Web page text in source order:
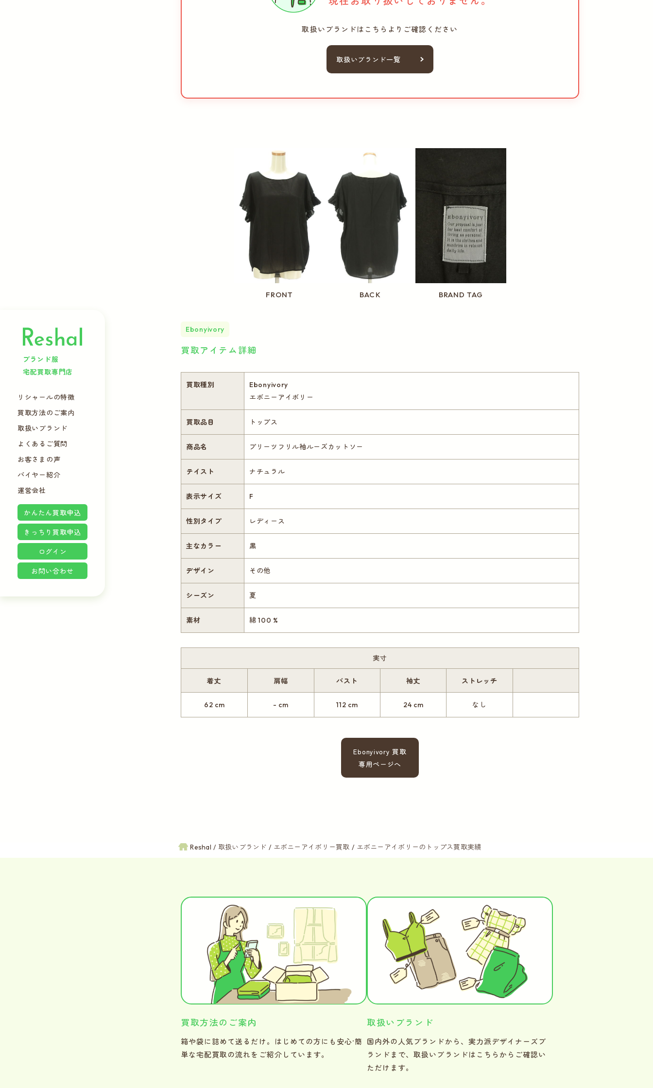
ブランド服
宅配買取専門店
リシャールの特徴
買取方法のご案内
取扱いブランド
よくあるご質問
お客さまの声
バイヤー紹介
運営会社
かんたん買取申込
きっちり買取申込
ログイン
お問い合わせ
取扱いブランドは こちらよりご確認ください
取扱いブランド一覧
FRONT BACK BRAND TAG
Ebonyivory
買取アイテム詳細
買取種別
Ebonyivory
エボニーアイボリー
買取品目 トップス
商品名 プリーツフリル袖ルーズカットソー
テイスト ナチュラル
表示サイズ F
性別タイプ レディース
主なカラー 黒
デザイン その他
シーズン 夏
素材 綿 100 %
実寸
着丈
62 cm
肩幅
- cm
バスト
112 cm
袖丈
24 cm
ストレッチ
なし
Ebonyivory 買取
専用ページへ
Reshal 取扱いブランド エボニーアイボリー買取 エボニーアイボリーのトップス買取実績
買取方法のご案内
箱や袋に詰めて送るだけ。はじめての方にも安心·簡
単な宅配買取の流れをご紹介しています。
取扱いブランド
国内外の人気ブランドから、実力派デザイナーズブ
ランドまで、取扱いブランドはこちらからご確認い
ただけます。